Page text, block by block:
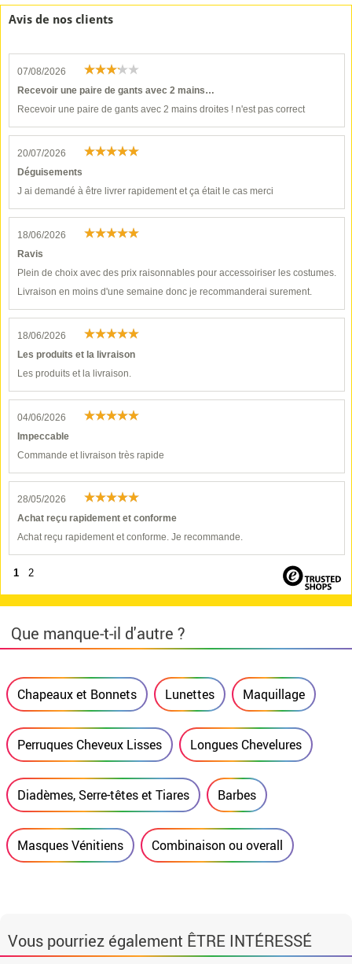
Avis de nos clients
07/08/2026
Recevoir une paire de gants avec 2 mains…
Recevoir une paire de gants avec 2 mains droites ! n'est pas correct
20/07/2026
Déguisements
J ai demandé à être livrer rapidement et ça était le cas merci
18/06/2026
Ravis
Plein de choix avec des prix raisonnables pour accessoiriser les costumes.
Livraison en moins d'une semaine donc je recommanderai surement.
18/06/2026
Les produits et la livraison
Les produits et la livraison.
04/06/2026
Impeccable
Commande et livraison très rapide
28/05/2026
Achat reçu rapidement et conforme
Achat reçu rapidement et conforme. Je recommande.
1 2
Que manque-t-il d'autre ?
Chapeaux et Bonnets Lunettes Maquillage
Perruques Cheveux Lisses Longues Chevelures
Diadèmes, Serre-têtes et Tiares Barbes
Masques Vénitiens Combinaison ou overall
Vous pourriez également ÊTRE INTÉRESSÉ